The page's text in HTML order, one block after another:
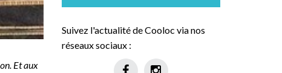
Et aux
Suivez l'actualité de Cooloc via nos
réseaux sociaux :